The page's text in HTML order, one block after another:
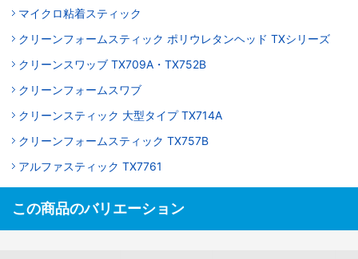
マイクロ粘着スティック
クリーンフォームスティック ポリウレタンヘッド TXシリーズ
クリーンスワッブ TX709A・TX752B
クリーンフォームスワブ
クリーンスティック 大型タイプ TX714A
クリーンフォームスティック TX757B
アルファスティック TX7761
この商品のバリエーション